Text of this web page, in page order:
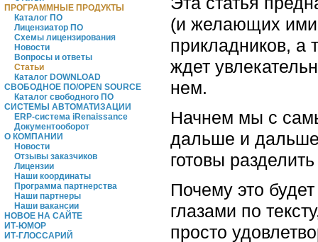
ПРОГРАММНЫЕ ПРОДУКТЫ
Каталог ПО
Лицензиатор ПО
Схемы лицензирования
Новости
Вопросы и ответы
Статьи
Каталог DOWNLOAD
СВОБОДНОЕ ПО/OPEN SOURCE
Каталог свободного ПО
СИСТЕМЫ АВТОМАТИЗАЦИИ
ERP-система iRenaissance
Документооборот
О КОМПАНИИ
Новости
Отзывы заказчиков
Лицензии
Наши координаты
Программа партнерства
Наши партнеры
Наши вакансии
НОВОЕ НА САЙТЕ
ИТ-ЮМОР
ИТ-ГЛОССАРИЙ
(и желающих ими
прикладников, а
ждет
нем.
Начнем мы с
дальше и
готовы
Почему это
глазами по
просто